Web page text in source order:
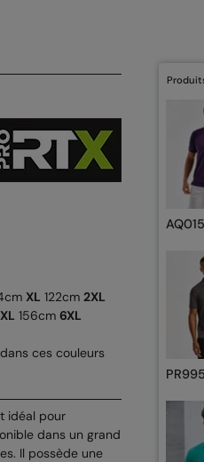
XL 122cm 2XL
156cm 6XL
ces couleurs
idéal pour
dans un grand
Il possède une
AQ015
PR995